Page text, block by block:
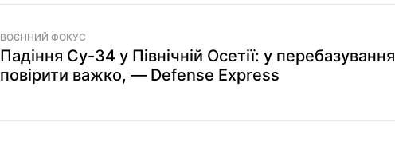
ВОЄННИЙ ФОКУС
Падіння Су-34 у Північній Осетії: у перебазування
повірити важко, — Defense Express